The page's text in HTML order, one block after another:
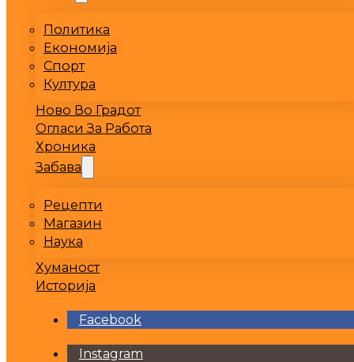
Политика
Економија
Спорт
Култура
Ново Во Градот
Огласи За Работа
Хроника
Забава
Рецепти
Магазин
Наука
Хуманост
Историја
Facebook
Instagram